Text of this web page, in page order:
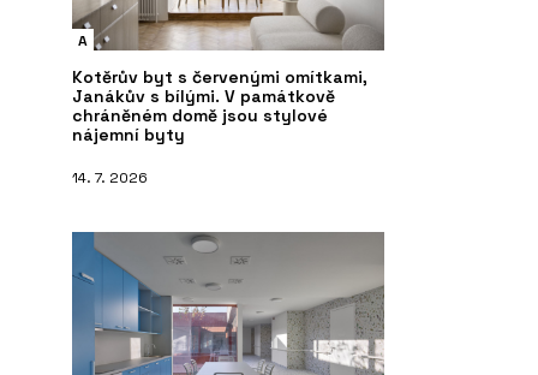
A
Kotěrův byt s červenými omítkami,
Janákův s bílými. V památkově
chráněném domě jsou stylové
nájemní byty
14. 7. 2026